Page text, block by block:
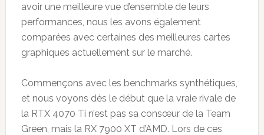
avoir une meilleure vue d’ensemble de leurs
performances, nous les avons également
comparées avec certaines des meilleures cartes
graphiques actuellement sur le marché.
Commençons avec les benchmarks synthétiques,
et nous voyons dès le début que la vraie rivale de
la RTX 4070 Ti n’est pas sa consœur de la Team
Green, mais la RX 7900 XT d’AMD. Lors de ces